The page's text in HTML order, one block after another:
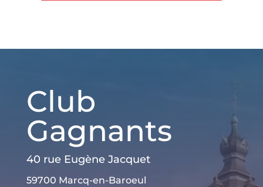
Club
Gagnants
40 rue Eugène Jacquet
59700 Marcq-en-Baroeul